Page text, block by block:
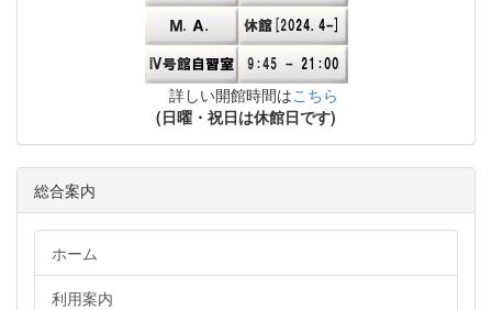
詳しい開館時間はこちら
(日曜・祝日は休館日です)
総合案内
ホーム
利用案内